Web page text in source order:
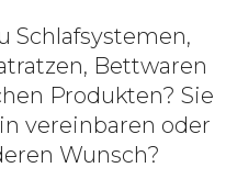
Schlafsystemen,
Bettwaren
Produkten? Sie
vereinbaren oder
Wunsch?